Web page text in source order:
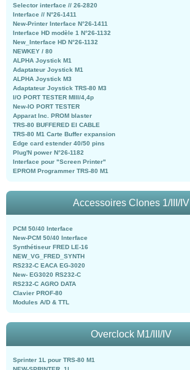
Selector interface // 26-2820
Interface // N°26-1411
New-Printer Interface N°26-1411
Interface HD modèle 1 N°26-1132
New_Interface HD N°26-1132
NEWKEY / 80
ALPHA Joystick M1
Adaptateur Joystick M1
ALPHA Joystick M3
Adaptateur Joystick TRS-80 M3
I/O PORT TESTER MIII/4,4p
New-IO PORT TESTER
Apparat Inc. PROM blaster
TRS-80 BUFFERED EI CABLE
TRS-80 M1 Carte Buffer expansion
Edge card estender 40/50 pins
Plug'N power N°26-1182
Interface pour "Screen Printer"
EPROM Programmer TRS-80 M1
Accessoires Clones 1/III/IV
PCM 50/40 Interface
New-PCM 50/40 Interface
Synthétiseur FRED LE-16
NEW_VG_FRED_SYNTH
RS232-C EACA EG-3020
New- EG3020 RS232-C
RS232-C AGRO DATA
Clavier PROF-80
Modules A/D & TTL
Overclock M1/III/IV
Sprinter 1L pour TRS-80 M1